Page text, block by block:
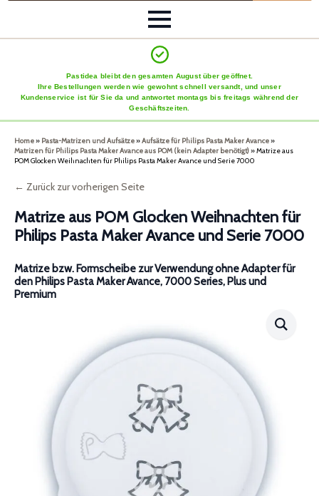
Pastidea bleibt den gesamten August über geöffnet.
Ihre Bestellungen werden wie gewohnt schnell versandt, und unser
Kundenservice ist für Sie da und antwortet montags bis freitags während der
Geschäftszeiten.
Home» Pasta-Matrizen und Aufsätze»Aufsätze für Philips Pasta Maker Avance»
Matrizen für Philips Pasta Maker Avance aus POM (kein Adapter benötigt)»Matrize aus
POM Glocken Weihnachten für Philips Pasta Maker Avance und Serie 7000
← Zurück zur vorherigen Seite
Matrize aus POM Glocken Weihnachten für
Philips Pasta Maker Avance und Serie 7000
Matrize bzw. Formscheibe zur Verwendung ohne Adapter für
den Philips Pasta Maker Avance, 7000 Series, Plus und
Premium